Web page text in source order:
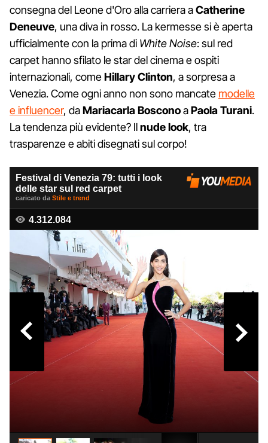
consegna del Leone d'Oro alla carriera aCatherine
Deneuve, una diva in rosso. La kermesse si è aperta
ufficialmente con la prima di White Noise: sul red
carpet hanno sfilato le star del cinema e ospiti
internazionali, comeHillary Clinton, a sorpresa a
Venezia. Come ogni anno non sono mancate modelle
e influencer, daMariacarla BosconoaPaola Turani.
La tendenza più evidente? Ilnude look, tra
trasparenze e abiti disegnati sul corpo!